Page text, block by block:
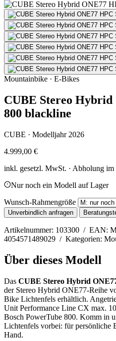
Mountainbike · E-Bikes
CUBE Stereo
800 blackline
CUBE · Modelljahr 2026
4.999,00 €
inkl. gesetzl. MwSt. · Abholung im
Nur noch ein Modell auf Lager
Wunsch-Rahmengröße
Unverbindlich anfragen
Artikelnummer: 103300 / EAN:
4054571489029 / Kategorien:
Über dieses Modell
Das CUBE Stereo Hybrid
der Stereo Hybrid ONE77-Reihe
Bike Lichtenfels erhältlich.
Unit Performance Line CX max.
Bosch PowerTube 800. Komm in
Lichtenfels vorbei: für persönliche
Hand.